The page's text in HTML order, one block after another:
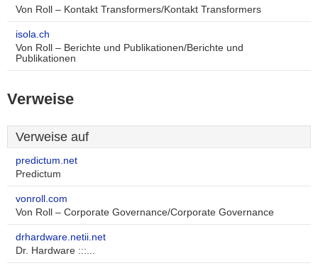
Von Roll – Kontakt Transformers/Kontakt Transformers
isola.ch
Von Roll – Berichte und Publikationen/Berichte und
Publikationen
Verweise
Verweise auf
predictum.net
Predictum
vonroll.com
Von Roll – Corporate Governance/Corporate Governance
drhardware.netii.net
Dr. Hardware :::...